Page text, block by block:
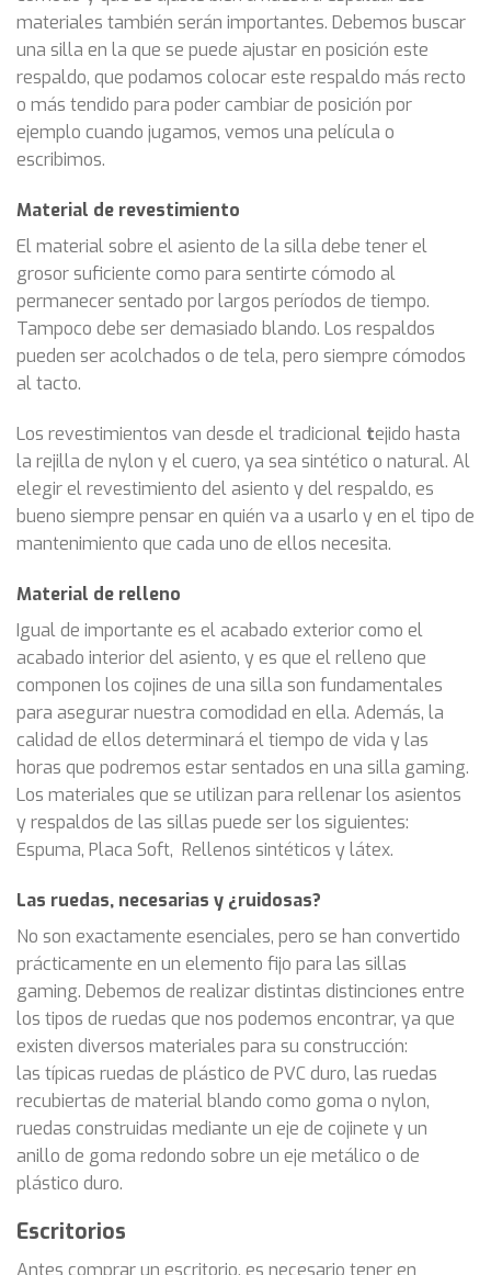
materiales también serán importantes. Debemos buscar
una silla en la que se puede ajustar en posición este
respaldo, que podamos colocar este respaldo más recto
o más tendido para poder cambiar de posición por
ejemplo cuando jugamos, vemos una película o
escribimos.
Material de revestimiento
El material sobre el asiento de la silla debe tener el
grosor suficiente como para sentirte cómodo al
permanecer sentado por largos períodos de tiempo.
Tampoco debe ser demasiado blando. Los respaldos
pueden ser acolchados o de tela, pero siempre cómodos
al tacto.
Los revestimientos van desde el tradicional tejido hasta
la rejilla de nylon y el cuero, ya sea sintético o natural. Al
elegir el revestimiento del asiento y del respaldo, es
bueno siempre pensar en quién va a usarlo y en el tipo de
mantenimiento que cada uno de ellos necesita.
Material de relleno
Igual de importante es el acabado exterior como el
acabado interior del asiento, y es que el relleno que
componen los cojines de una silla son fundamentales
para asegurar nuestra comodidad en ella. Además, la
calidad de ellos determinará el tiempo de vida y las
horas que podremos estar sentados en una silla gaming.
Los materiales que se utilizan para rellenar los asientos
y respaldos de las sillas puede ser los siguientes:
Espuma, Placa Soft, Rellenos sintéticos y látex.
Las ruedas, necesarias y ¿ruidosas?
No son exactamente esenciales, pero se han convertido
prácticamente en un elemento fijo para las sillas
gaming. Debemos de realizar distintas distinciones entre
los tipos de ruedas que nos podemos encontrar, ya que
existen diversos materiales para su construcción:
las típicas ruedas de plástico de PVC duro, las ruedas
recubiertas de material blando como goma o nylon,
ruedas construidas mediante un eje de cojinete y un
anillo de goma redondo sobre un eje metálico o de
plástico duro.
Escritorios
Antes comprar un escritorio, es necesario tener en